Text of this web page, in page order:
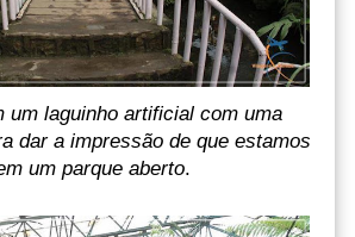
um laguinho artificial com uma
dar a impressão de que estamos
um parque aberto.